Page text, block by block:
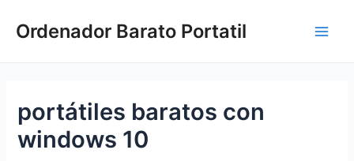
Ordenador Barato Portatil
portátiles baratos con
windows 10